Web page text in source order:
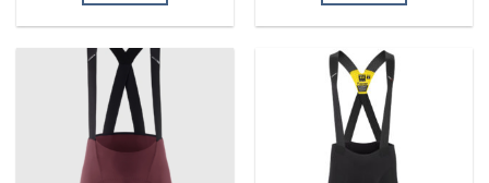
має
кілька
варіантів.
Параметри
можна
вибрати
має
кілька
варіантів.
Параметри
можна
вибрати